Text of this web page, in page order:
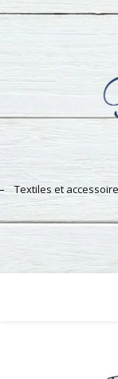
Textiles et